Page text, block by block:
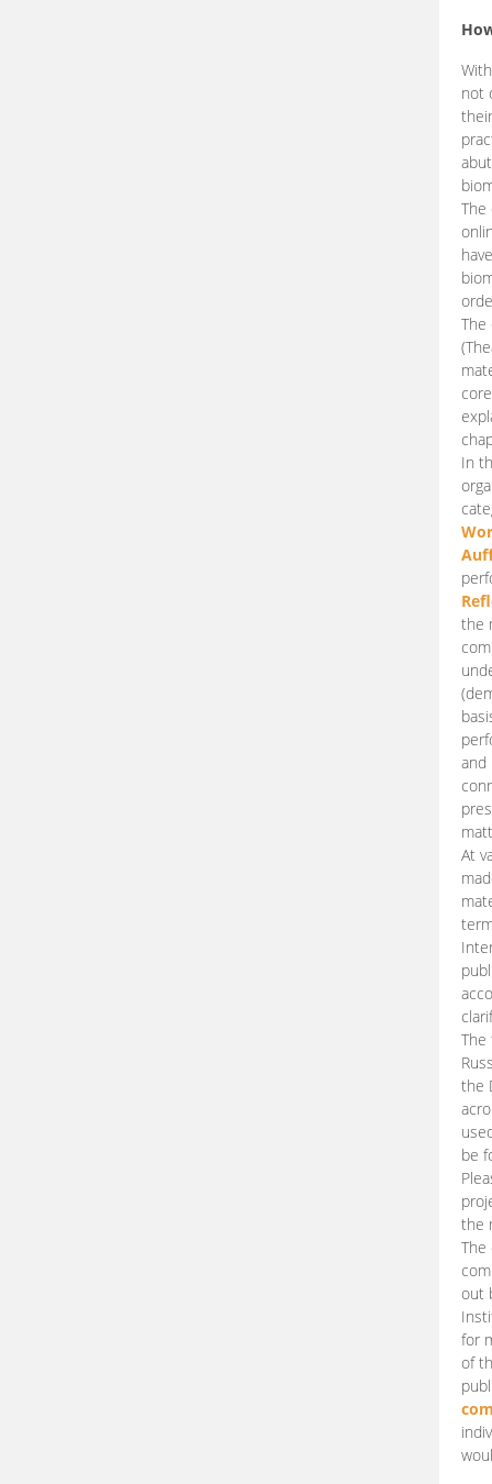
not
The
In
the
and
At
The
the
be
the
The
out
for
of